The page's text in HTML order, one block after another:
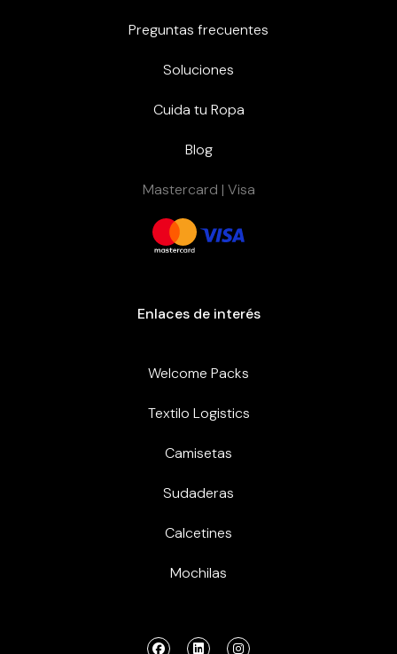
Preguntas frecuentes
Soluciones
Cuida tu Ropa
Blog
Mastercard | Visa
Enlaces de interés
Welcome Packs
Textilo Logistics
Camisetas
Sudaderas
Calcetines
Mochilas